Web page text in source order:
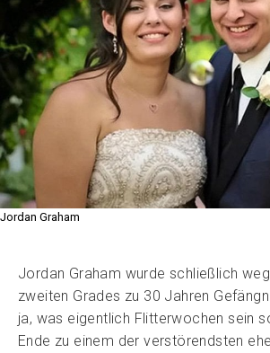
Jordan Graham
Jordan Graham wurde schließlich
zweiten Grades zu 30 Jahren
ja, was eigentlich Flitterwochen sein
Ende zu einem der verstörendsten